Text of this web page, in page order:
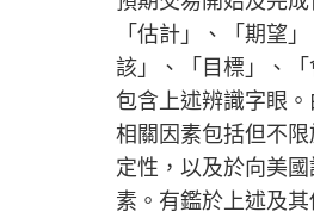
「估計」、「期望
該」、「目標」、
包含上述辨識字眼
相關因素包括但不
定性，以及於向美
素。有鑑於上述及